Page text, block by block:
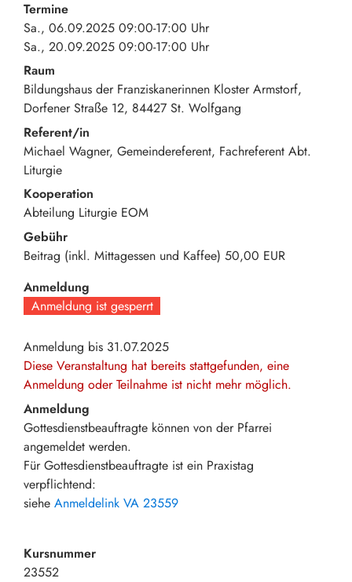
Termine
Sa., 06.09.2025 09:00-17:00 Uhr
Sa., 20.09.2025 09:00-17:00 Uhr
Raum
Bildungshaus der Franziskanerinnen Kloster Armstorf
Dorfener Straße 12 84427 St. Wolfgang
Referent/in
Michael Wagner, Gemeindereferent, Fachreferent Abt.
Liturgie
Kooperation
Abteilung Liturgie EOM
Gebühr
Beitrag (inkl. Mittagessen und Kaffee) 50,00 EUR
Anmeldung
Anmeldung ist gesperrt
Anmeldung bis 31.07.2025
Diese Veranstaltung hat bereits stattgefunden, eine
Anmeldung oder Teilnahme ist nicht mehr möglich.
Anmeldung
Gottesdienstbeauftragte können von der Pfarrei
angemeldet werden.
Für Gottesdienstbeauftragte ist ein Praxistag
verpflichtend:
siehe Anmeldelink VA 23559
Kursnummer
23552